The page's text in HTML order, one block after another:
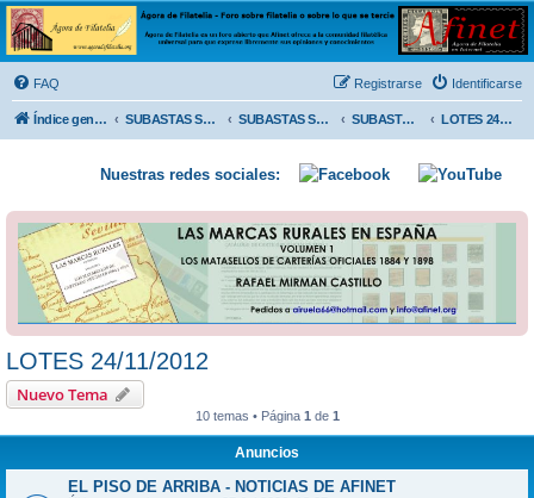
Ágora de Filatelia
Foro sobre filatelia o sobre lo que se tercie. Ágora de Filatelia es un foro abierto que Afinet
ofrece a la comunidad filatélica universal para que exprese libremente sus opiniones y
conocimientos
FAQ Identificarse
Registrarse
Índice general SUBASTAS SOLIDARIAS (In memoriam MENDOZA) SUBASTAS SOLIDARIAS 2025 y anteriores SUBASTAS SOLIDARIAS 2012 LOTES 24/11/2012
Nuestras redes sociales:
LOTES 24/11/2012
Nuevo Tema
10 temas • Página 1 de 1
Anuncios
EL PISO DE ARRIBA - NOTICIAS DE AFINET